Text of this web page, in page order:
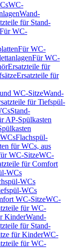
WC-
Wand-
für Stand-
Für WC-
Für WC-
Für WC-
Ersatzteile für
Ersatzteile für
WC-SitzeWand-
für Tiefspül-
Stand-
AP-Spülkasten
Flachspül-
für WCs, aus
WC-SitzeWC-
für Comfort
WCs
WCs
WCs
WC-SitzeWC-
für WC-
KinderWand-
für Stand-
für KinderWC-
für WC-